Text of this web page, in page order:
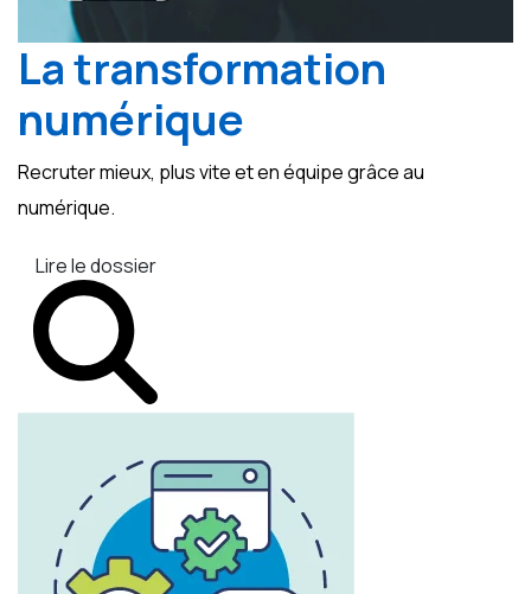
La transformation
numérique
Recruter mieux, plus vite et en équipe grâce au
numérique.
Lire le dossier